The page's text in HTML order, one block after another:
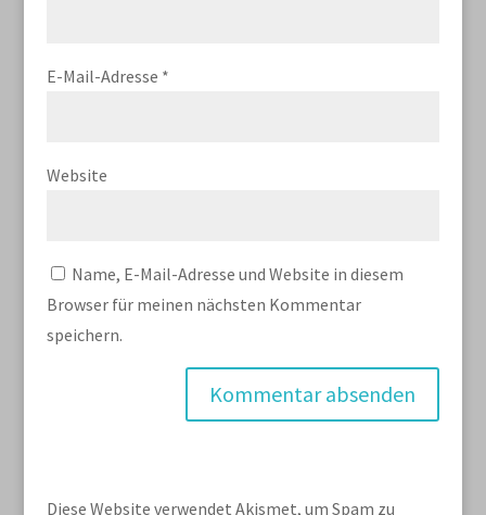
E-Mail-Adresse *
Website
Name, E-Mail-Adresse und Website in diesem
Browser für meinen nächsten Kommentar
speichern.
Diese Website verwendet Akismet, um Spam zu